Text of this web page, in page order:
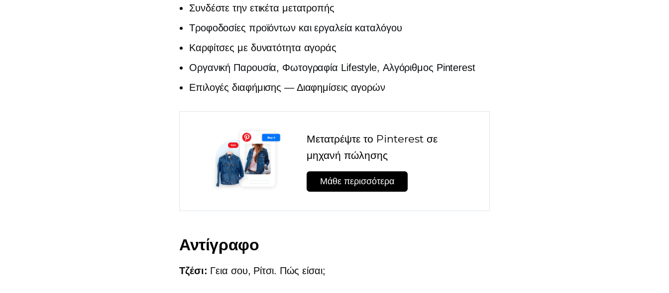
Συνδέστε την ετικέτα μετατροπής
Τροφοδοσίες προϊόντων και εργαλεία καταλόγου
Καρφίτσες με δυνατότητα αγοράς
Οργανική Παρουσία, Φωτογραφία Lifestyle, Αλγόριθμος Pinterest
Επιλογές διαφήμισης — Διαφημίσεις αγορών
Μετατρέψτε το Pinterest σε
μηχανή πώλησης
Μάθε περισσότερα
Αντίγραφο
Τζέσι: Γεια σου, Ρίτσι. Πώς είσαι;